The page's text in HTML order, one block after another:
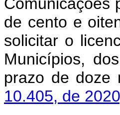
Comunicações
de cento e
solicitar o
Municípios,
prazo de
10.405, de